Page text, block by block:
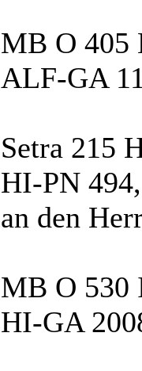
MB O 405
ALF-GA
Setra 215
HI-PN
an den
MB O 530
HI-GA